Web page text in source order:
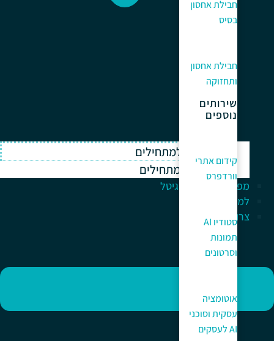
חבילת אחסון
בסיס
חבילת אחסון
ותחזוקה
שירותים
נוספים
קידום אתרי
וורדפרס
סטודיו AI
תמונות
וסרטונים
אוטומציה
עסקית וסוכני
וורדפרס למתחילים
ווקומרס למתחילים
מפתח לעולם הדיגיטל
למה כאן?
צרו קשר